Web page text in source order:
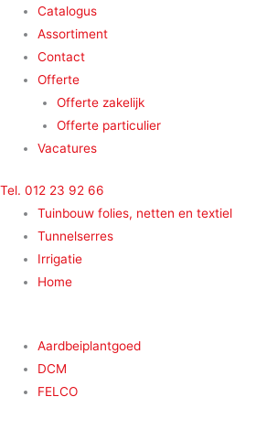
naar
inhoud
Main
Menu
Catalogus
Assortiment
Contact
Offerte
Offerte zakelijk
Offerte particulier
Vacatures
Tel. 012 23 92 66
Main
Menu
Tuinbouw folies, netten en textiel
Tunnelserres
Irrigatie
Home
Main
Menu
Aardbeiplantgoed
DCM
FELCO
Main
Menu